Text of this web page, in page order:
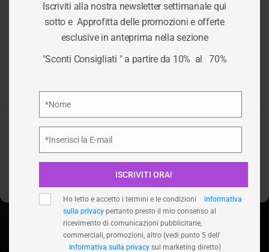
Per fornire le migliori esperienze, utilizziamo tecnologie come i
cookie per memorizzare e/o accedere alle informazioni del
dispositivo. Il consenso a queste tecnologie ci permetterà di
elaborare dati come il comportamento di navigazione o ID unici
Accetta
Nega
Visualizza le preferenze
CATEGORIA:
ALGA
Iscriviti alla nostra newsletter settimanale qui
sotto e Approfitta delle promozioni e offerte
esclusive in anteprima nella sezione
"Sconti Consigliati " a partire da 10% al 70%
*Nome
*Inserisci la E-mail
ISCRIVITI ORA!
Ho letto e accetto i termini e le condizioni
informativa
sulla privacy pertanto presto il mio consenso al
ricevimento di comunicazioni pubblicitarie,
commerciali, promozioni, altro (vedi punto 5 dell'
informativa sulla privacy sul marketing diretto)